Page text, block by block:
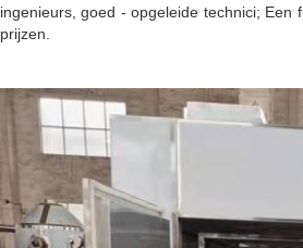
ingenieurs, goed - opgeleide technici;
prijzen.